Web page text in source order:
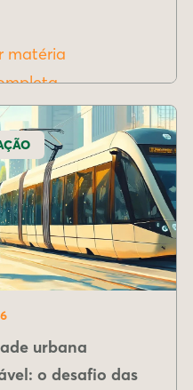
matéria
urbana
o desafio das